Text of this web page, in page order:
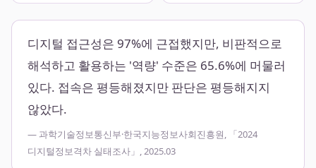
디지털 접근성은 97%에 근접했지만, 비판적으로
해석하고 활용하는 '역량' 수준은 65.6%에 머물러
있다. 접속은 평등해졌지만 판단은 평등해지지
않았다.
— 과학기술정보통신부·한국지능정보사회진흥원, 「2024
디지털정보격차 실태조사」, 2025.03